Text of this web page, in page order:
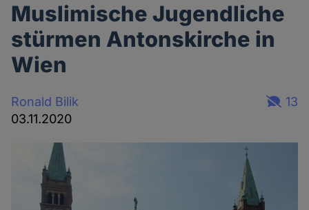
Muslimische Jugendliche
stürmen Antonskirche in
Wien
Ronald Bilik
03.11.2020
13